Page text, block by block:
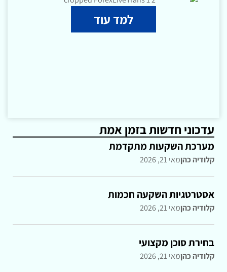
למד עוד
עדכוני חדשות בזמן אמת
מערכת השקעות מתקדמת
קלודיה כהןמאי 21, 2026
אסטרטגיות השקעה חכמות
קלודיה כהןמאי 21, 2026
בחירת סוכן מקצועי
קלודיה כהןמאי 21, 2026